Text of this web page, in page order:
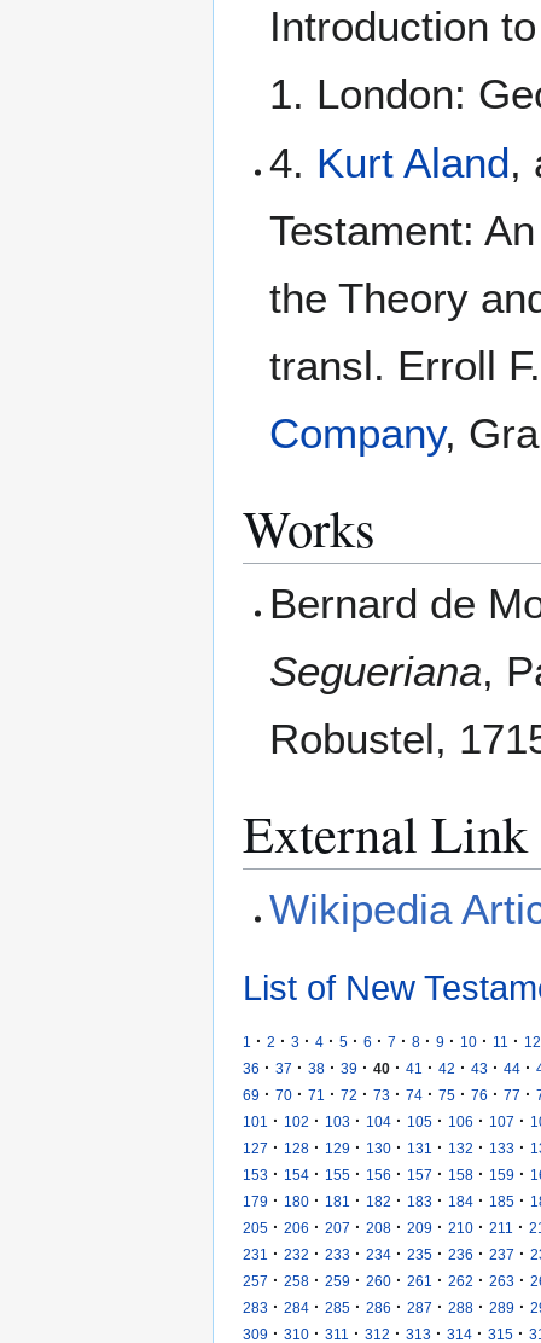
Introduction
1. London:
4. Kurt Aland,
Testament:
the Theory
transl. Erroll
Company,
Works
Bernard de
Segueriana,
Robustel,
External Link
Wikipedia
List of New
1 · 2 · 3 · 4 · 5 · 6 · 7 · 8 · 9 · 10 · 11 · 12
36 · 37 · 38 · 39 · 40 · 41 · 42 · 43 · 44 ·
69 · 70 · 71 · 72 · 73 · 74 · 75 · 76 · 77 ·
101
· 102 · 103 · 104 · 105 · 106 · 107 ·
127 · 128 · 129 · 130 · 131 · 132 · 133 ·
153 · 154 · 155 · 156 · 157 · 158 · 159 ·
179 · 180 · 181 · 182 · 183 · 184 · 185 ·
205 · 206 · 207 · 208 · 209 · 210 · 211 ·
231
· 232 · 233 · 234 · 235 · 236 · 237 ·
257 · 258 · 259 · 260 · 261 · 262 · 263 ·
283 · 284 · 285 · 286 · 287 · 288 · 289 ·
309 · 310 · 311 · 312 · 313 · 314 · 315 ·